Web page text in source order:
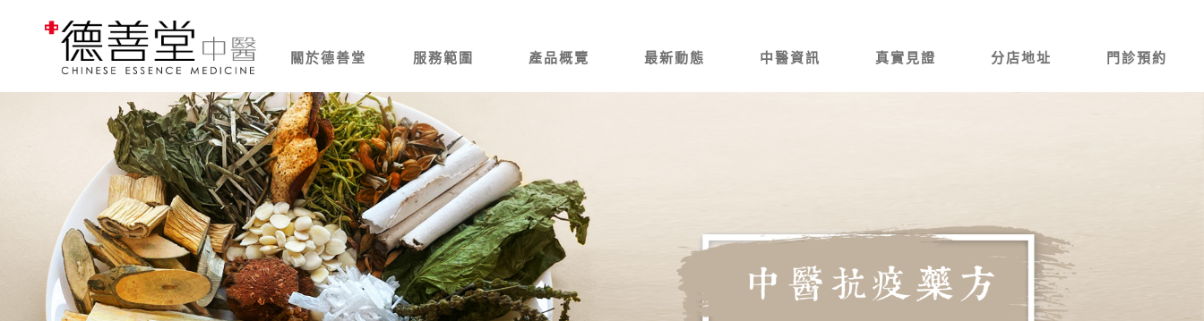
關於德善堂 服務範圍 產品概覽 最新動態 中醫資訊 真實見證 分店地址 門診預約